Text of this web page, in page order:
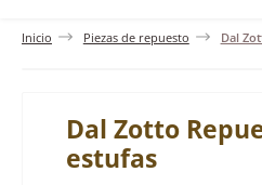
Inicio Piezas de repuesto Dal
Dal Zotto
estufas